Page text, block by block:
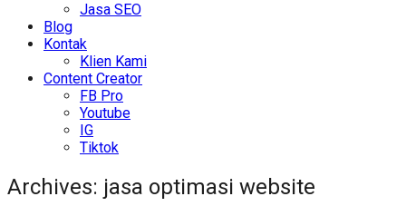
Jasa SEO
Blog
Kontak
Klien Kami
Content Creator
FB Pro
Youtube
IG
Tiktok
Archives: jasa optimasi website